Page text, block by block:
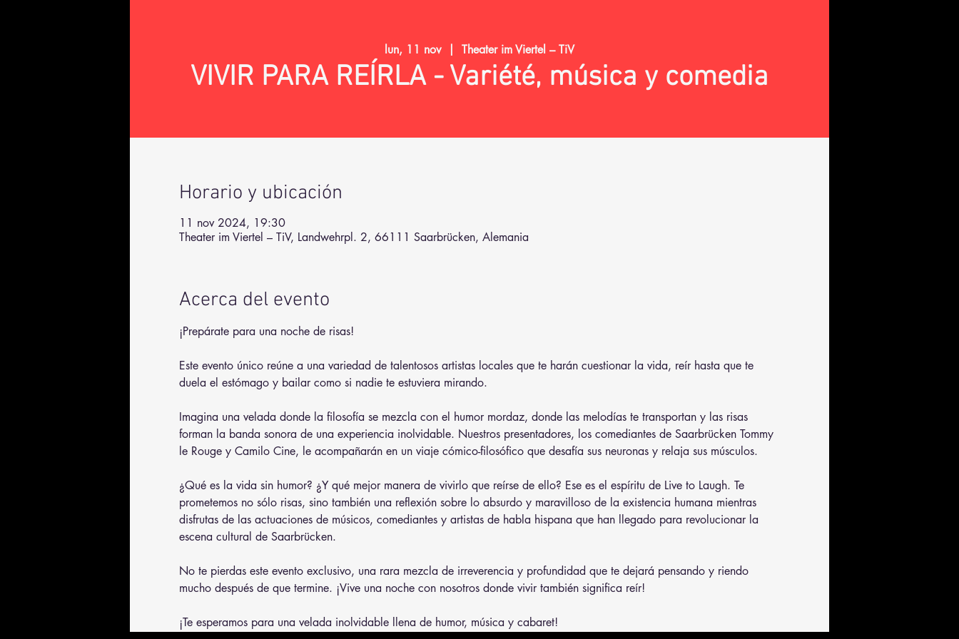
lun, 11 nov
  |
Theater im Viertel – TiV
VIVIR PARA REÍRLA - Variété, música y comedia
Horario y ubicación
11 nov 2024, 19:30
Theater im Viertel – TiV, Landwehrpl. 2, 66111 Saarbrücken, Alemania
Acerca del evento
¡Prepárate para una noche de risas!
Este evento único reúne a una variedad de talentosos artistas locales que te harán cuestionar la vida, reír hasta que te
duela el estómago y bailar como si nadie te estuviera mirando.
Imagina una velada donde la filosofía se mezcla con el humor mordaz, donde las melodías te transportan y las risas
forman la banda sonora de una experiencia inolvidable. Nuestros presentadores, los comediantes de Saarbrücken Tommy
le Rouge y Camilo Cine, le acompañarán en un viaje cómico-filosófico que desafía sus neuronas y relaja sus músculos.
¿Qué es la vida sin humor? ¿Y qué mejor manera de vivirlo que reírse de ello? Ese es el espíritu de Live to Laugh. Te
prometemos no sólo risas, sino también una reflexión sobre lo absurdo y maravilloso de la existencia humana mientras
disfrutas de las actuaciones de músicos, comediantes y artistas de habla hispana que han llegado para revolucionar la
escena cultural de Saarbrücken.
No te pierdas este evento exclusivo, una rara mezcla de irreverencia y profundidad que te dejará pensando y riendo
mucho después de que termine. ¡Vive una noche con nosotros donde vivir también significa reír!
¡Te esperamos para una velada inolvidable llena de humor, música y cabaret!